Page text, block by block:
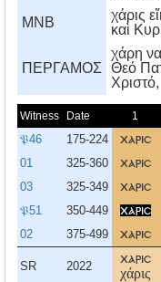
MNB
χάρις
καὶ
ΠΕΡΓΑΜΟΣ
χάρη
Θεό
Xριστό,
Witness Date 1
𝔓46 175-224 χαρισ
01 325-360 χαρισ
03 325-349 χαρισ
𝔓51 350-449 χαρισ
02 375-499 χαρισ
SR 2022
χαρισ
χάρις